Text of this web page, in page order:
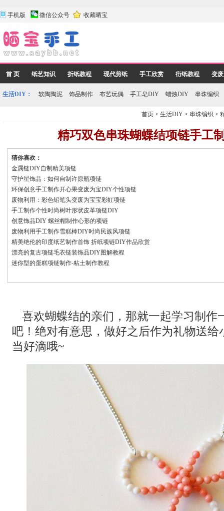
手机版 微信公众号 收藏晒宝
首 页 纸艺知识 折纸教程 现代剪纸 手工欣赏 衍纸教程 变
生活DIY： 软陶陶泥 饰品制作 布艺玩偶 手工皂DIY 蜡烛DIY 串珠编织
首页 >生活DIY > 串珠编织 >
精巧双色串珠蝴蝶结项链手工
猜你喜欢：
金属链DIY自制精美项链
守护星饰品：如何自制许原瓶项链
环保创意手工制作开心果变废为宝DIY个性项链
废物利用：彩色铅笔头变废为宝宝彩虹项链
手工制作个性时尚树叶形状皮革项链DIY
创意饰品DIY 螺丝帽制作心形的项链
废物利用手工制作雪糕棒DIY时尚民族风项链
精美绝伦的印度纸艺制作首饰 折纸项链DIY作品欣赏
漂亮的复古项链毛衣链装饰品DIY图解教程
迷你型的蛋糕项链制作-粘土制作教程
喜欢蝴蝶结的亲们，那就一起学习制作
吧！绝对有意思，做好之后作为礼物送给
当好滴哦~